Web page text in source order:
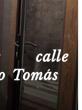
calle
Tomás